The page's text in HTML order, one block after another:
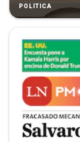
POLÍTICA